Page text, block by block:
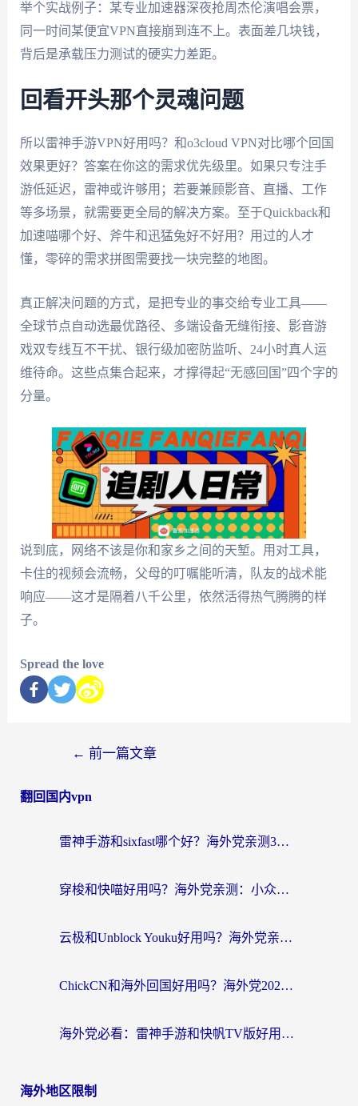
举个实战例子：某专业加速器深夜抢周杰伦演唱会票，
同一时间某便宜VPN直接崩到连不上。表面差几块钱，
背后是承载压力测试的硬实力差距。
回看开头那个灵魂问题
所以雷神手游VPN好用吗？和o3cloud VPN对比哪个回国
效果更好？答案在你这的需求优先级里。如果只专注手
游低延迟，雷神或许够用；若要兼顾影音、直播、工作
等多场景，就需要更全局的解决方案。至于Quickback和
加速喵哪个好、斧牛和迅猛兔好不好用？用过的人才
懂，零碎的需求拼图需要找一块完整的地图。
真正解决问题的方式，是把专业的事交给专业工具——
全球节点自动选最优路径、多端设备无缝衔接、影音游
戏双专线互不干扰、银行级加密防监听、24小时真人运
维待命。这些点集合起来，才撑得起“无感回国”四个字的
分量。
说到底，网络不该是你和家乡之间的天堑。用对工具，
卡住的视频会流畅，父母的叮嘱能听清，队友的战术能
响应——这才是隔着八千公里，依然活得热气腾腾的样
子。
Spread the love
← 前一篇文章
翻回国内vpn
雷神手游和sixfast哪个好？海外党亲测3款回国加速器，教你选对不踩坑
穿梭和快喵好用吗？海外党亲测：小众加速器对比+番茄加速器深度体验
云极和Unblock Youku好用吗？海外党亲测+2026回国加速器避坑指南
ChickCN和海外回国好用吗？海外党2026亲测：从手游到影音，选对加速器的3个关键
海外党必看：雷神手游和快帆TV版好用吗？3步选对回国加速器不踩坑
海外地区限制